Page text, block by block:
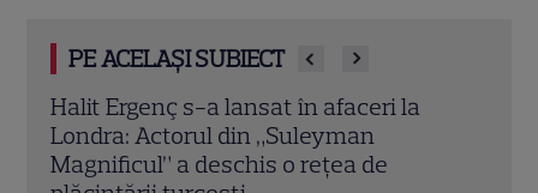
PE ACELAȘI SUBIECT
O mai ții minte pe mama lui Stifler din
„American Pie”? Jennifer Coolidge, la 64
de ani, dezvăluie greșeala pe care o